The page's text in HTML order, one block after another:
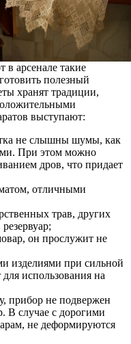
арсенале такие
полезный
хранят традиции,
выступают:
не слышны шумы, как
При этом можно
дров, что придает
отличными
трав, других
он прослужит не
изделиями при сильной
использования на
прибор не подвержен
В случае с дорогими
не деформируются